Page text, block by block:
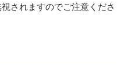
されますのでご注意くださ